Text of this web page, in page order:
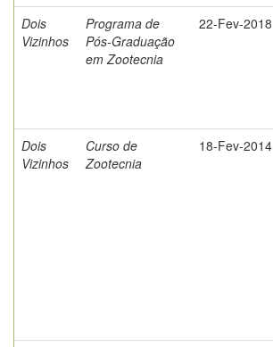
Dois
Vizinhos
Programa de
Pós-Graduação
em Zootecnia
22-Fev-2018
Dois
Vizinhos
Curso de
Zootecnia
18-Fev-2014